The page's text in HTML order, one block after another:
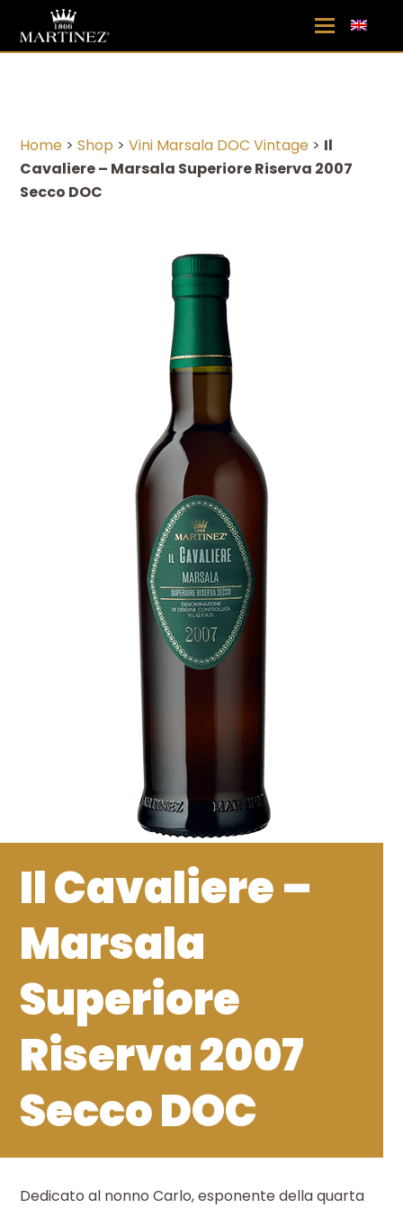
Home >Shop >Vini Marsala DOC Vintage > Il
Cavaliere – Marsala Superiore Riserva 2007
Secco DOC
Il Cavaliere –
Marsala
Superiore
Riserva 2007
Secco DOC
Dedicato al nonno Carlo, esponente della quarta